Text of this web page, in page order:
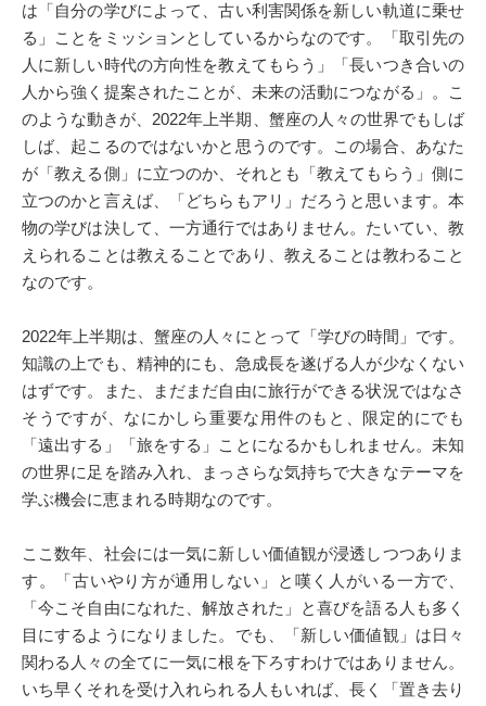
は「自分の学びによって、古い利害関係を新しい軌道に乗せ
る」ことをミッションとしているからなのです。「取引先の
人に新しい時代の方向性を教えてもらう」「長いつき合いの
人から強く提案されたことが、未来の活動につながる」。こ
のような動きが、2022年上半期、蟹座の人々の世界でもしば
しば、起こるのではないかと思うのです。この場合、あなた
が「教える側」に立つのか、それとも「教えてもらう」側に
立つのかと言えば、「どちらもアリ」だろうと思います。本
物の学びは決して、一方通行ではありません。たいてい、教
えられることは教えることであり、教えることは教わること
なのです。
2022年上半期は、蟹座の人々にとって「学びの時間」です。
知識の上でも、精神的にも、急成長を遂げる人が少なくない
はずです。また、まだまだ自由に旅行ができる状況ではなさ
そうですが、なにかしら重要な用件のもと、限定的にでも
「遠出する」「旅をする」ことになるかもしれません。未知
の世界に足を踏み入れ、まっさらな気持ちで大きなテーマを
学ぶ機会に恵まれる時期なのです。
ここ数年、社会には一気に新しい価値観が浸透しつつありま
す。「古いやり方が通用しない」と嘆く人がいる一方で、
「今こそ自由になれた、解放された」と喜びを語る人も多く
目にするようになりました。でも、「新しい価値観」は日々
関わる人々の全てに一気に根を下ろすわけではありません。
いち早くそれを受け入れられる人もいれば、長く「置き去り